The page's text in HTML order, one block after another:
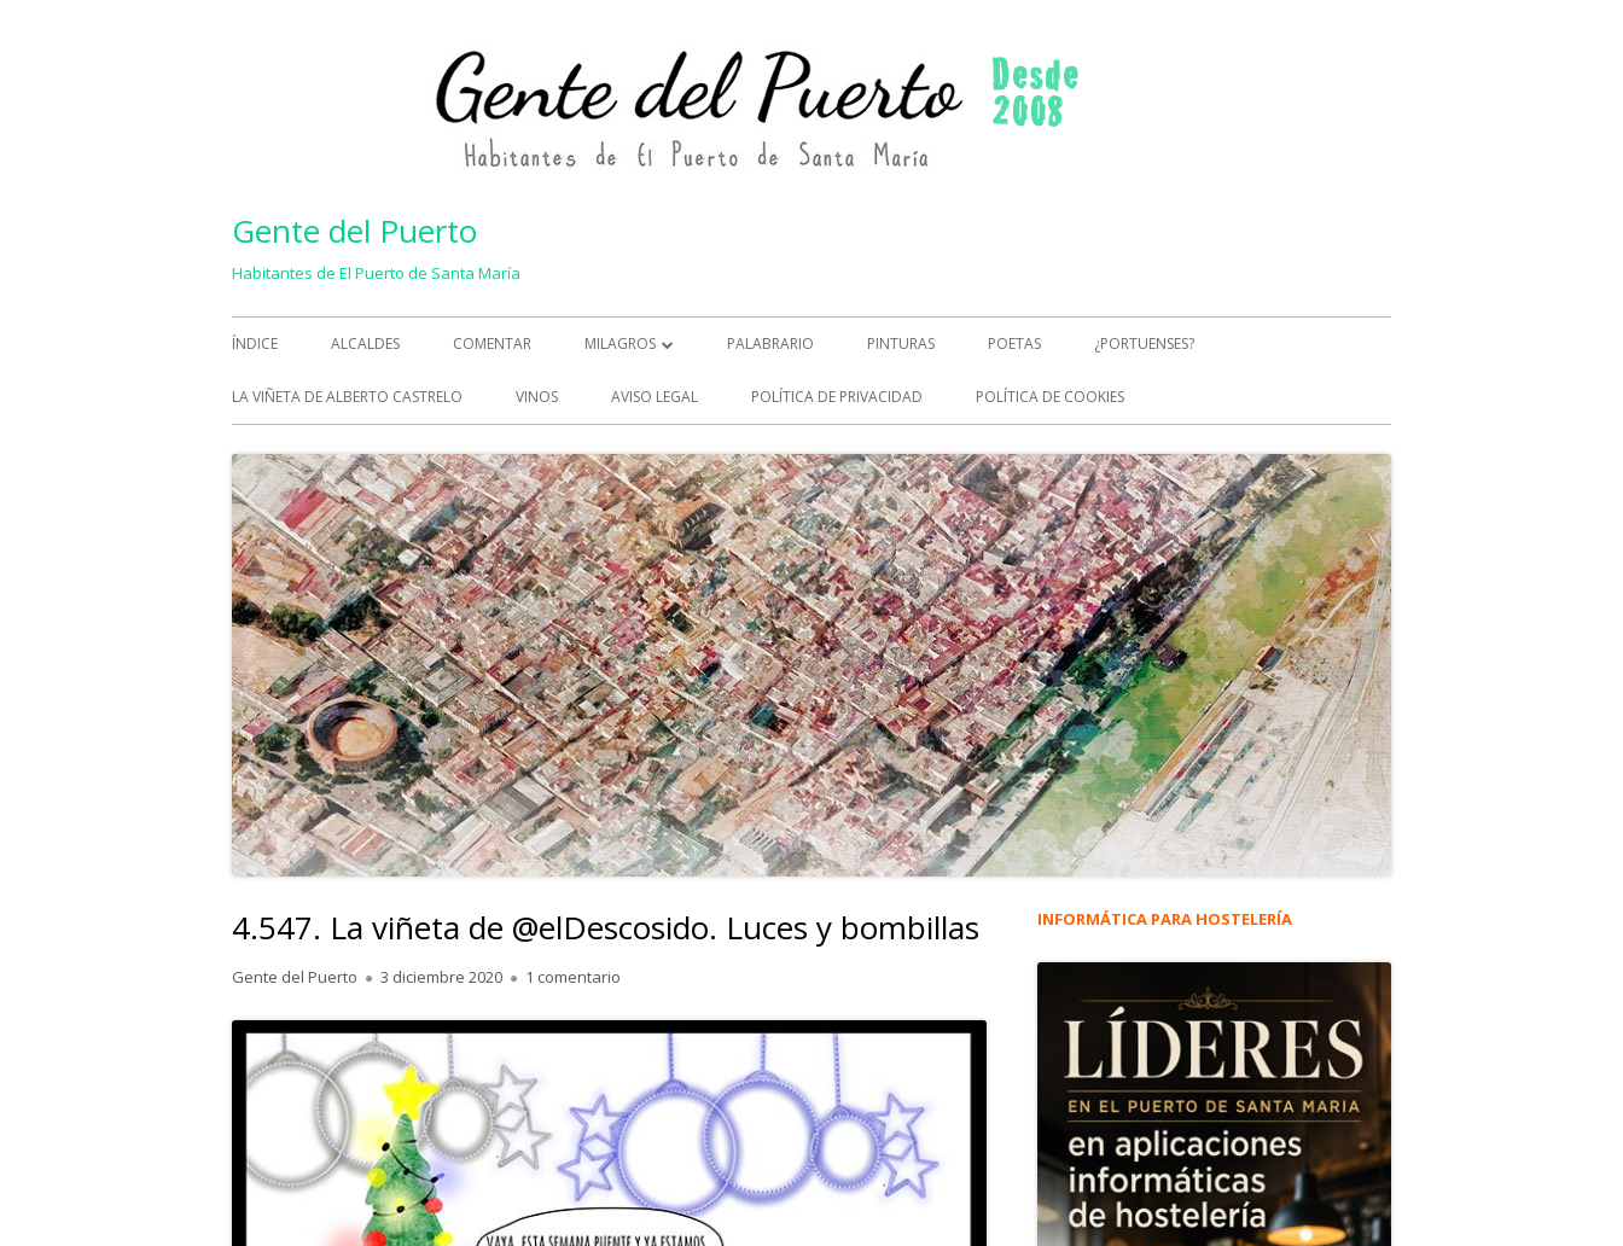
Gente del Puerto
Habitantes de El Puerto de Santa María
Menú
principal
ÍNDICE ALCALDES COMENTAR MILAGROS
MILAGROS (2)
PALABRARIO PINTURAS POETAS ¿PORTUENSES?
LA VIÑETA DE ALBERTO CASTRELO VINOS AVISO LEGAL POLÍTICA DE PRIVACIDAD POLÍTICA DE COOKIES
4.547. La viñeta de @elDescosido. Luces y bombillas
Autor
Gente del Puerto
Publicado
3 diciembre 2020 1 comentario
Barra
principal
INFORMÁTICA PARA HOSTELERÍA